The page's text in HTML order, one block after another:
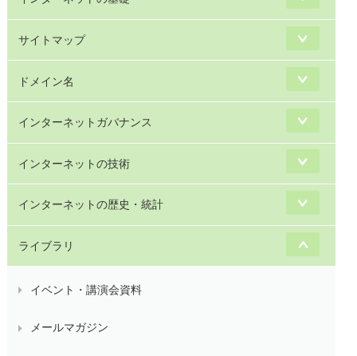
サイトマップ
ドメイン名
インターネットガバナンス
インターネットの技術
インターネットの歴史・統計
ライブラリ
イベント・講演会資料
メールマガジン